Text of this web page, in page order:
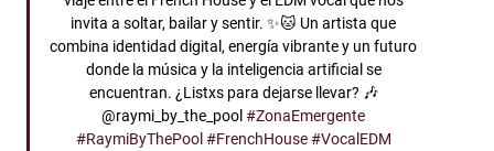
invita a soltar, bailar y sentir. ✨🐱 Un artista que
combina identidad digital, energía vibrante y un futuro
donde la música y la inteligencia artificial se
encuentran. ¿Listxs para dejarse llevar? 🎶
@raymi_by_the_pool#ZonaEmergente
#RaymiByThePool #FrenchHouse #VocalEDM